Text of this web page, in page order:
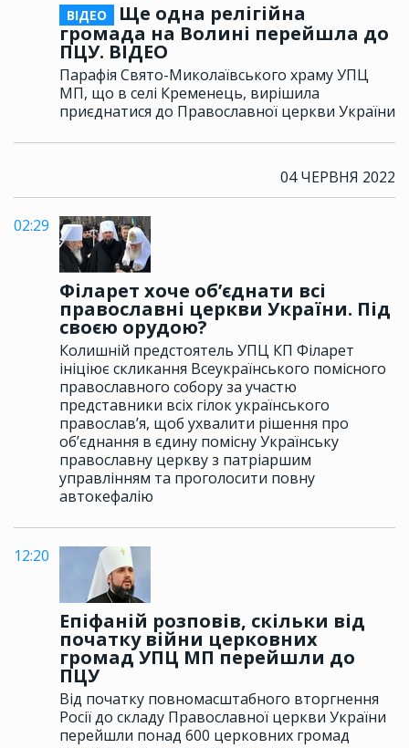
ВІДЕО
Ще одна релігійна
громада на Волині перейшла до
ПЦУ. ВІДЕО
Парафія Свято-Миколаївського храму УПЦ
МП, що в селі Кременець, вирішила
приєднатися до Православної церкви України
04 ЧЕРВНЯ 2022
02:29
Філарет хоче об’єднати всі
православні церкви України. Під
своєю орудою?
Колишній предстоятель УПЦ КП Філарет
ініціює скликання Всеукраїнського помісного
православного собору за участю
представники всіх гілок українського
православ’я, щоб ухвалити рішення про
об’єднання в єдину помісну Українську
православну церкву з патріаршим
управлінням та проголосити повну
автокефалію
12:20
Епіфаній розповів, скільки від
початку війни церковних
громад УПЦ МП перейшли до
ПЦУ
Від початку повномасштабного вторгнення
Росії до складу Православної церкви України
перейшли понад 600 церковних громад